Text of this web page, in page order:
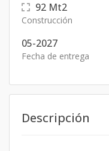
92 Mt2
Construcción
05-2027
Fecha de entrega
Descripción